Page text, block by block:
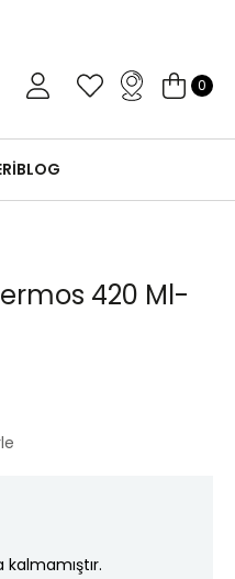
0
BLOG
420 Ml-
kalmamıştır.